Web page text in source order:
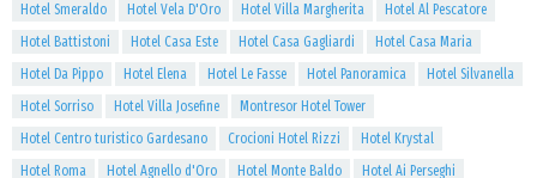
Hotel Smeraldo
Hotel Vela D'Oro Hotel Villa Margherita
Hotel Al Pescatore
Hotel Battistoni
Hotel Casa Este Hotel Casa Gagliardi
Hotel Casa Maria
Hotel Da Pippo
Hotel Elena Hotel Le Fasse Hotel Panoramica
Hotel Silvanella
Hotel Sorriso
Hotel Villa Josefine
Montresor Hotel Tower
Hotel Centro turistico Gardesano
Crocioni Hotel Rizzi
Hotel Krystal
Hotel Roma
Hotel Agnello d'Oro Hotel Monte Baldo
Hotel Ai Perseghi